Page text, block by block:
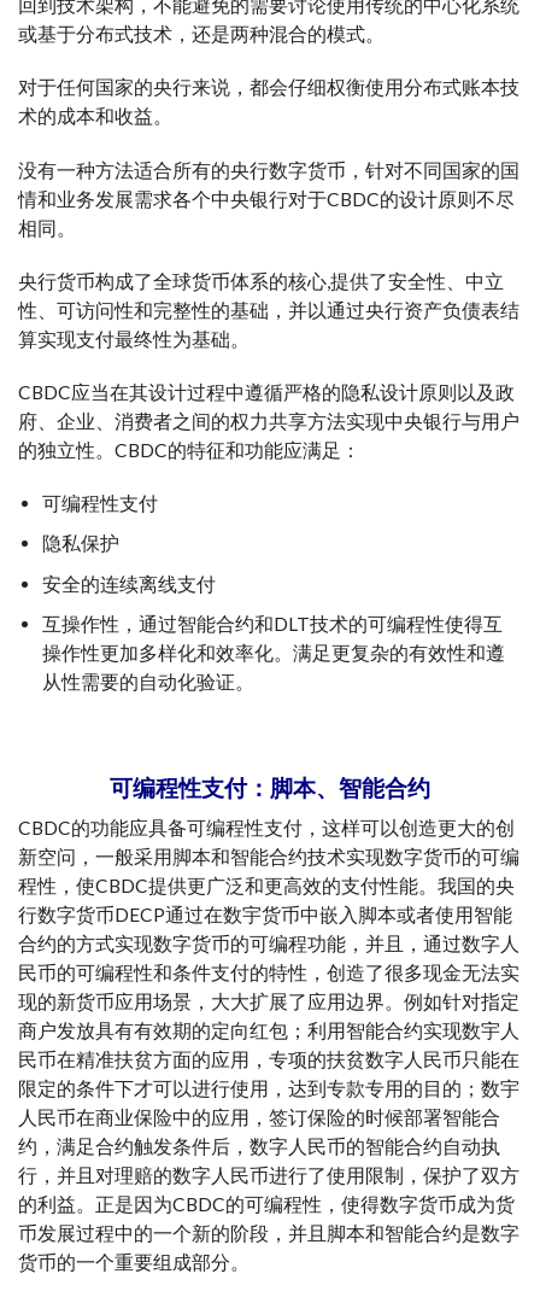
回到技术架构，不能避免的需要讨论使用传统的中心化系统
或基于分布式技术，还是两种混合的模式。
对于任何国家的央行来说，都会仔细权衡使用分布式账本技
术的成本和收益。
没有一种方法适合所有的央行数字货币，针对不同国家的国
情和业务发展需求各个中央银行对于CBDC的设计原则不尽
相同。
央行货币构成了全球货币体系的核心,提供了安全性、中立
性、可访问性和完整性的基础，并以通过央行资产负债表结
算实现支付最终性为基础。
CBDC应当在其设计过程中遵循严格的隐私设计原则以及政
府、企业、消费者之间的权力共享方法实现中央银行与用户
的独立性。CBDC的特征和功能应满足：
可编程性支付
隐私保护
安全的连续离线支付
互操作性，通过智能合约和DLT技术的可编程性使得互
操作性更加多样化和效率化。满足更复杂的有效性和遵
从性需要的自动化验证。
可编程性支付：脚本、智能合约
CBDC的功能应具备可编程性支付，这样可以创造更大的创
新空问，一般采用脚本和智能合约技术实现数字货币的可编
程性，使CBDC提供更广泛和更高效的支付性能。我国的央
行数字货币DECP通过在数宇货币中嵌入脚本或者使用智能
合约的方式实现数字货币的可编程功能，并且，通过数字人
民币的可编程性和条件支付的特性，创造了很多现金无法实
现的新货币应用场景，大大扩展了应用边界。例如针对指定
商户发放具有有效期的定向红包；利用智能合约实现数宇人
民币在精准扶贫方面的应用，专项的扶贫数字人民币只能在
限定的条件下才可以进行使用，达到专款专用的目的；数宇
人民币在商业保险中的应用，签订保险的时候部署智能合
约，满足合约触发条件后，数字人民币的智能合约自动执
行，并且对理赔的数字人民币进行了使用限制，保护了双方
的利益。正是因为CBDC的可编程性，使得数字货币成为货
币发展过程中的一个新的阶段，并且脚本和智能合约是数字
货币的一个重要组成部分。